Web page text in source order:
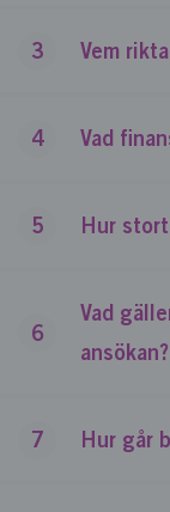
3 Vem
4 Vad
5 Hur
6
Vad
ansökan?
7 Hur går